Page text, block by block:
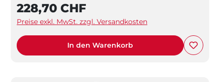
228,70 CHF
Preise exkl. MwSt. zzgl. Versandkosten
In den Warenkorb